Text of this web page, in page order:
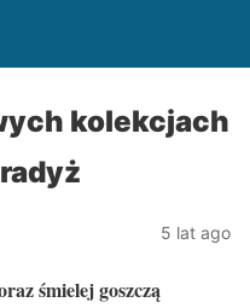
kolekcjach
5 lat ago
śmielej goszczą